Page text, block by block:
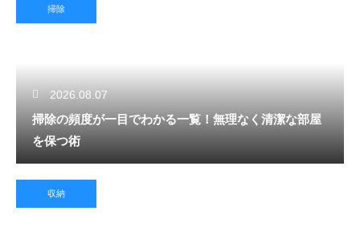
掃除
2026.08.07
掃除の頻度が一目でわかる一覧！無理なく清潔な部屋
を保つ術
収納